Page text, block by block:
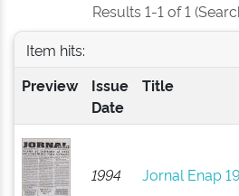
Results 1-1 of 1
Item hits:
Preview
Issue
Date
Title
1994 Jornal Enap